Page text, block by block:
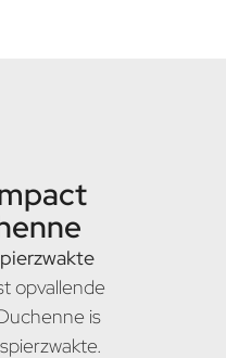
opvallende
is